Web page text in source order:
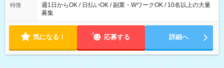
特徴
週1日からOK / 日払いOK / 副業・WワークOK / 10名以上の大量
募集
気になる！ 応募する 詳細へ